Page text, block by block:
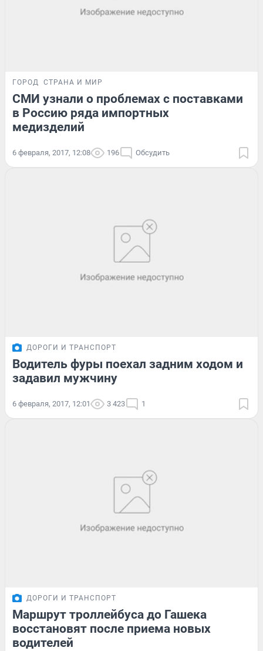
ГОРОД СТРАНА И МИР
СМИ узнали о проблемах с поставками
в Россию ряда импортных
медизделий
6 февраля, 2017, 12:08 196 Обсудить
ДОРОГИ И ТРАНСПОРТ
Водитель фуры поехал задним ходом и
задавил мужчину
6 февраля, 2017, 12:01 3 423 1
ДОРОГИ И ТРАНСПОРТ
Маршрут троллейбуса до Гашека
восстановят после приема новых
водителей